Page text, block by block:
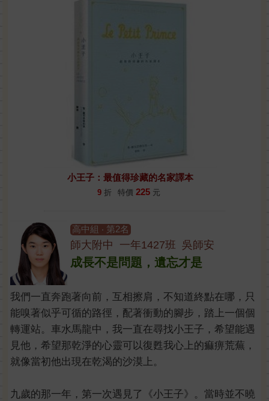
小王子：最值得珍藏的名家譯本
9 折 特價 225 元
高中組 ‧ 第2名
師大附中 一年1427班 吳師安
成長不是問題，遺忘才是
我們一直奔跑著向前，互相擦肩，不知道終點在哪，只
能嗅著似乎可循的路徑，配著衝動的腳步，踏上一個個
轉運站。車水馬龍中，我一直在尋找小王子，希望能遇
見他，希望那乾淨的心靈可以復甦我心上的痲痹荒蕪，
就像當初他出現在乾渴的沙漠上。
九歲的那一年，第一次遇見了《小王子》。當時並不曉